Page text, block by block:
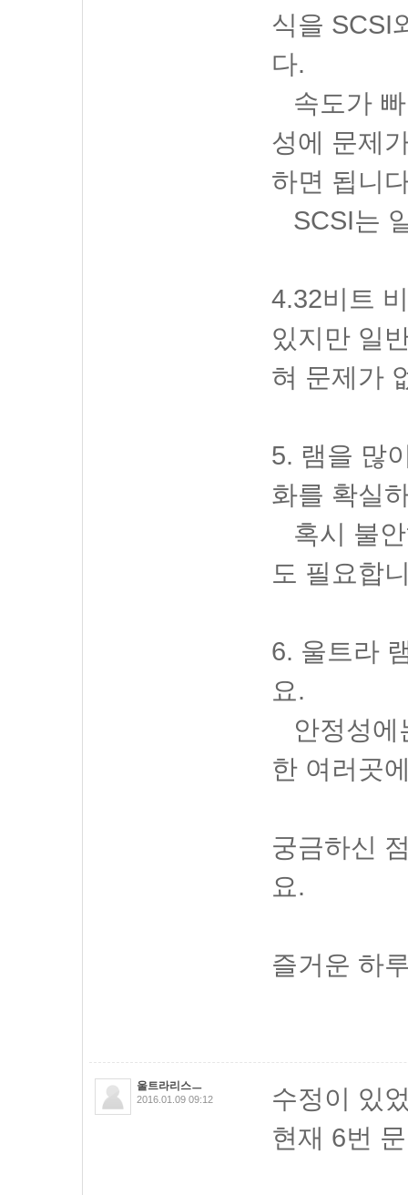
식을 SCSI
다.
속도가
성에 문제
하면 됩니
SCSI는
4.32비트
있지만 일
혀 문제가
5. 램을 많
화를 확실
혹시 불
도 필요합
6. 울트라
요.
안정성에
한 여러곳
궁금하신
요.
즐거운 하
울트라리스ㅡ
2016.01.09 09:12
수정이 있
현재 6번